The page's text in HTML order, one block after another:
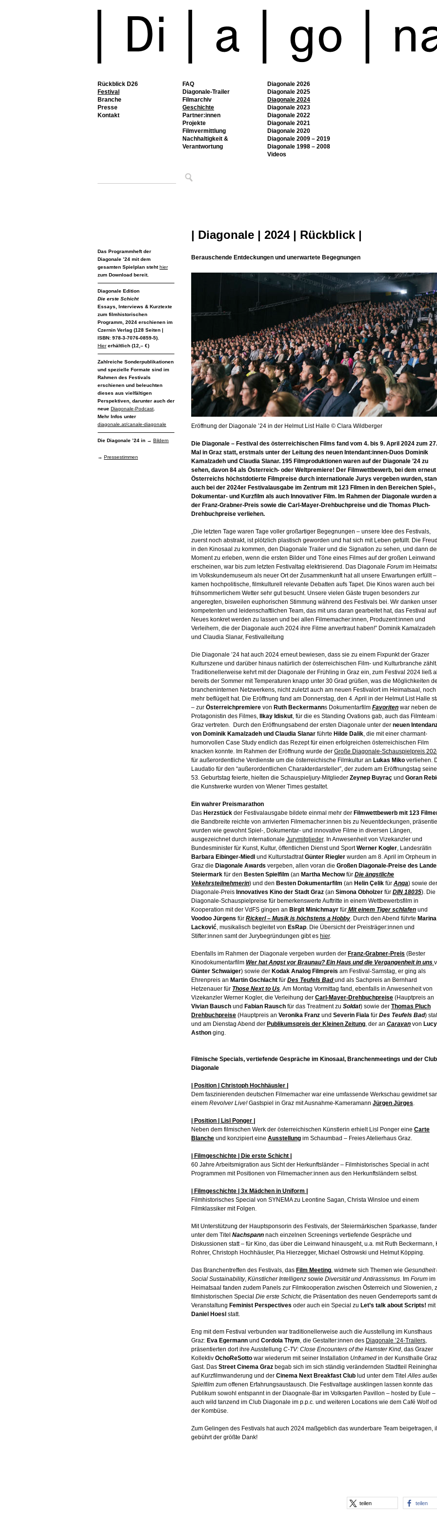
Rückblick D26
Festival
FAQ
Diagonale-Trailer
Filmarchiv
Geschichte
Diagonale 2026
Diagonale 2025
Diagonale 2024
Diagonale 2023
Diagonale 2022
Diagonale 2021
Diagonale 2020
Diagonale 2009 – 2019
Diagonale 1998 – 2008
Videos
Partner:innen
Projekte
Filmvermittlung
Nachhaltigkeit &
Verantwortung
Branche
Presse
Kontakt
Das Programmheft der
Diagonale ’24 mit dem
gesamten Spielplan stehthier
zum Download bereit.
Diagonale Edition
Die erste Schicht
Essays, Interviews & Kurztexte
zum filmhistorischen
Programm, 2024 erschienen im
Czernin Verlag (128 Seiten |
ISBN: 978-3-7076-0859-5).
Hiererhältlich (12,– €)
Zahlreiche Sonderpublikationen
und spezielle Formate sind im
Rahmen des Festivals
erschienen und beleuchten
dieses aus vielfältigen
Perspektiven, darunter auch der
neue Diagonale-Podcast
Mehr Infos unter
diagonale.at/canale-diagonale
Die Diagonale ’24 in → Bildern
→ Pressestimmen
| Diagonale | 2024 | Rückblick |
Berauschende Entdeckungen und unerwartete Begegnungen
Eröffnung der Diagonale ’24 in der Helmut List Halle © Clara Wildberger
Die Diagonale – Festival des österreichischen Films fand vom 4. bis 9. April 2024 zum 27.
Mal in Graz statt, erstmals unter der Leitung des neuen Intendant:innen-Duos Dominik
Kamalzadeh und Claudia Slanar. 195 Filmproduktionen waren auf der Diagonale ’24 zu
sehen, davon 84 als Österreich- oder Weltpremiere! Der Filmwettbewerb, bei dem erneut
Österreichs höchstdotierte Filmpreise durch internationale Jurys vergeben wurden,
auch bei der 2024er Festivalausgabe im Zentrum mit 123 Filmen in den Bereichen Spiel-,
Dokumentar- und Kurzfilm als auch Innovativer Film. Im Rahmen der Diagonale wurden
der Franz-Grabner-Preis sowie die Carl-Mayer-Drehbuchpreise und die Thomas Pluch-
Drehbuchpreise verliehen.
„Die letzten Tage waren Tage voller großartiger Begegnungen – unsere Idee des Festivals,
zuerst noch abstrakt, ist plötzlich plastisch geworden und hat sich mit Leben gefüllt. Die
in den Kinosaal zu kommen, den Diagonale Trailer und die Signation zu sehen, und dann
Moment zu erleben, wenn die ersten Bilder und Töne eines Filmes auf der großen Leinwand
erscheinen, war bis zum letzten Festivaltag elektrisierend. Das Diagonale Forum im
im Volkskundemuseum als neuer Ort der Zusammenkunft hat all unsere Erwartungen erfüllt
kamen hochpolitische, filmkulturell relevante Debatten aufs Tapet. Die Kinos waren auch bei
frühsommerlichem Wetter sehr gut besucht. Unsere vielen Gäste trugen besonders zur
angeregten, bisweilen euphorischen Stimmung während des Festivals bei. Wir danken
kompetenten und leidenschaftlichen Team, das mit uns daran gearbeitet hat, das Festival auf
Neues konkret werden zu lassen und bei allen Filmemacher:innen, Produzent:innen und
Verleihern, die der Diagonale auch 2024 ihre Filme anvertraut haben!” Dominik Kamalzadeh
und Claudia Slanar, Festivalleitung
Die Diagonale ’24 hat auch 2024 erneut bewiesen, dass sie zu einem Fixpunkt der Grazer
Kulturszene und darüber hinaus natürlich der österreichischen Film- und Kulturbranche zählt.
Traditionellerweise kehrt mit der Diagonale der Frühling in Graz ein, zum Festival 2024 ließ
bereits der Sommer mit Temperaturen knapp unter 30 Grad grüßen, was die Möglichkeiten
brancheninternen Netzwerkens, nicht zuletzt auch am neuen Festivalort im Heimatsaal, noch
mehr beflügelt hat. Die Eröffnung fand am Donnerstag, den 4. April in der Helmut List Halle
– zur Österreichpremiere von Ruth Beckermanns Dokumentarfilm Favoriten war neben
Protagonistin des Filmes,
Ilkay Idiskut, für die es Standing Ovations gab, auch das Filmteam
Graz vertreten. Durch den Eröffnungsabend der ersten Diagonale unter der neuen
von Dominik Kamalzadeh und Claudia Slanar führte Hilde Dalik, die mit einer charmant-
humorvollen Case Study endlich das Rezept für einen erfolgreichen österreichischen Film
knacken konnte. Im Rahmen der Eröffnung wurde der Große Diagonale-Schauspielpreis
für außerordentliche Verdienste um die österreichische Filmkultur an Lukas Miko verliehen.
Laudatio für den “außerordentlichen Charakterdarsteller”, der zudem am Eröffnungstag
53. Geburtstag feierte, hielten die Schauspieljury-Mitglieder Zeynep Buyraç und Goran
die Kunstwerke wurden von Wiener Times gestaltet.
Ein wahrer Preismarathon
Das Herzstück der Festivalausgabe bildete einmal mehr der Filmwettbewerb mit 123
die Bandbreite reichte von arrivierten Filmemacher:innen bis zu Neuentdeckungen,
wurden wie gewohnt Spiel-, Dokumentar- und innovative Filme in diversen Längen,
ausgezeichnet durch internationale Jurymitglieder. In Anwesenheit von Vizekanzler und
Bundesminister für Kunst, Kultur, öffentlichen Dienst und SportWerner Kogler, Landesrätin
Barbara Eibinger-Miedl und KulturstadtratGünter Riegler wurden am 8. April im Orpheum in
Graz die Diagonale Awards vergeben, allen voran die Großen Diagonale-Preise des
Steiermark für den Besten Spielfilm (an Martha Mechowfür Die ängstliche
Vekehrsteilnehmerin) und den Besten Dokumentarfilm (an Helin Çelik für Anqa) sowie der
Diagonale-Preis Innovatives Kino der Stadt Graz (an Simona Obholzer für DIN 18035). Die
Diagonale-Schauspielpreise für bemerkenswerte Auftritte in einem Wettbewerbsfilm in
Kooperation mit der VdFS gingen an Birgit Minichmayr für Mit einem Tiger schlafen und
Voodoo Jürgens für Rickerl – Musik is höchstens a Hobby. Durch den Abend führte Marina
Lacković, musikalisch begleitet von EsRap. Die Übersicht der Preisträger:innen und
Stifter:innen samt der Jurybegründungen gibt es hier.
Ebenfalls im Rahmen der Diagonale vergeben wurden der Franz-Grabner-Preis (Bester
Kinodokumentarfilm Wer hat Angst vor Braunau? Ein Haus und die Vergangenheit in uns
Günter Schwaiger) sowie der Kodak Analog Filmpreis am Festival-Samstag, er ging als
Ehrenpreis an Martin Gschlacht für Des Teufels Badund als Sachpreis an Bernhard
Hetzenauer für Those Next to Us. Am Montag Vormittag fand, ebenfalls in Anwesenheit von
Vizekanzler Werner Kogler, die Verleihung der Carl-Mayer-Drehbuchpreise (Hauptpreis an
Vivian Bausch und Fabian Rausch für das Treatment zu Soldat) sowie der Thomas Pluch
Drehbuchpreise (Hauptpreis an Veronika Franz und Severin Fiala für Des Teufels Bad)
und am Dienstag Abend der Publikumspreis der Kleinen Zeitung, der an Caravan von Lucy
Asthon ging.
Filmische Specials, vertiefende Gespräche im Kinosaal, Branchenmeetings und der Club
Diagonale
| Position | Christoph Hochhäusler |
Dem faszinierenden deutschen Filmemacher war eine umfassende Werkschau gewidmet
einem Revolver Live!Gastspiel in Graz mit Ausnahme-Kameramann Jürgen Jürges.
| Position | Lisl Ponger |
Neben dem filmischen Werk der österreichischen Künstlerin erhielt Lisl Ponger eine Carte
Blanche und konzipiert eine Ausstellung im Schaumbad – Freies Atelierhaus Graz.
| Filmgeschichte | Die erste Schicht |
60 Jahre Arbeitsmigration aus Sicht der Herkunftsländer – Filmhistorisches Special in acht
Programmen mit Positionen von Filmemacher:innen aus den Herkunftsländern selbst.
| Filmgeschichte | 3x Mädchen in Uniform |
Filmhistorisches Special von SYNEMA zu Leontine Sagan, Christa Winsloe und einem
Filmklassiker mit Folgen.
Mit Unterstützung der Hauptsponsorin des Festivals, der Steiermärkischen Sparkasse,
unter dem Titel Nachspann nach einzelnen Screenings vertiefende Gespräche und
Diskussionen statt – für Kino, das über die Leinwand hinausgeht, u.a. mit Ruth Beckermann,
Rohrer, Christoph Hochhäusler, Pia Hierzegger, Michael Ostrowski und Helmut Köpping.
Das Branchentreffen des Festivals, das Film Meeting, widmete sich Themen wie Gesundheit
Social Sustainability, Künstlicher Intelligenz sowie Diversität und Antirassismus. Im Forum im
Heimatsaal fanden zudem Panels zur Filmkooperation zwischen Österreich und Slowenien,
filmhistorischen Special Die erste Schicht, die Präsentation des neuen Genderreports samt
Veranstaltung Feminist Perspectives oder auch ein Special zu Let’s talk about Scripts! mit
Daniel Hoesl statt.
Eng mit dem Festival verbunden war traditionellerweise auch die Ausstellung im Kunsthaus
Graz: Eva Egermann und Cordola Thym, die Gestalter:innen des Diagonale ’24-Trailers,
präsentierten dort ihre Ausstellung C-TV: Close Encounters of the Hamster Kind, das Grazer
Kollektiv OchoReSotto war wiederum mit seiner Installation Unframed in der Kunsthalle
Gast. Das Street Cinema Graz begab sich im sich ständig verändernden Stadtteil
auf Kurzfilmwanderung und der Cinema Next Breakfast Club lud unter dem TitelAlles
Spielfilm zum offenen Erfahrungsaustausch. Die Festivaltage ausklingen lassen konnte das
Publikum sowohl entspannt in der Diaognale-Bar im Volksgarten Pavillon – hosted by Eule –
auch wild tanzend im Club Diagonale im p.p.c. und weiteren Locations wie dem Café Wolf
der Kombüse.
Zum Gelingen des Festivals hat auch 2024 maßgeblich das wunderbare Team beigetragen,
gebührt der größte Dank!
teilen teilen